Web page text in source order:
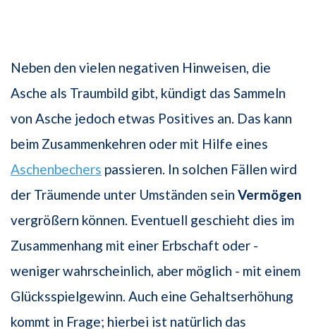
Neben den vielen negativen Hinweisen, die
Asche als Traumbild gibt, kündigt das Sammeln
von Asche jedoch etwas Positives an. Das kann
beim Zusammenkehren oder mit Hilfe eines
Aschenbechers passieren. In solchen Fällen wird
der Träumende unter Umständen sein Vermögen
vergrößern können. Eventuell geschieht dies im
Zusammenhang mit einer Erbschaft oder -
weniger wahrscheinlich, aber möglich - mit einem
Glücksspielgewinn. Auch eine Gehaltserhöhung
kommt in Frage; hierbei ist natürlich das